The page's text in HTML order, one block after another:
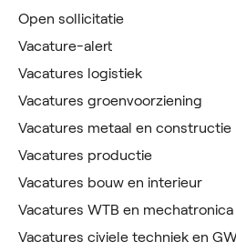
Open sollicitatie
Vacature-alert
Vacatures logistiek
Vacatures groenvoorziening
Vacatures metaal en constructie
Vacatures productie
Vacatures bouw en interieur
Vacatures WTB en mechatronica
Vacatures civiele techniek en